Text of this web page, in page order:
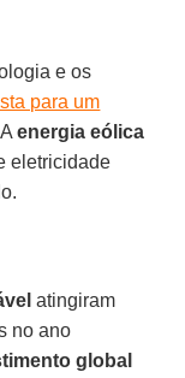
e os
para um
Aenergia eólica
eletricidade
atingiram
no ano
global